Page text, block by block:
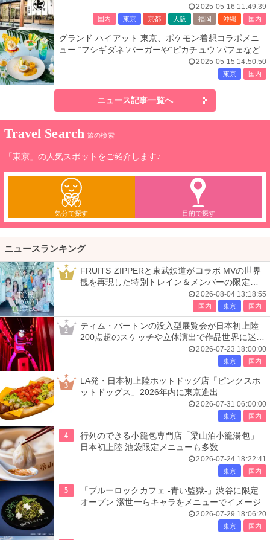
2025-05-16 11:49:39
国内 東京 京都 大阪 福岡 沖縄 国内
グランド ハイアット 東京、ポケモン着想コラボメニ
ュー “フシギダネ”バーガーや“ピカチュウ”パフェなど
2025-05-15 14:50:50
東京 国内
ニュース記事一覧へ
Travel Search 旅の検索
「東京」の人気スポットをご紹介します♪
気分で探す 目的で探す
ニュースランキング
1
FRUITS ZIPPERと東武鉄道がコラボ MVの世界
観を再現した特別トレイン＆メンバーの限定ア
2026-08-04 13:18:55
国内 東京 国内
2
ティム・バートンの没入型展覧会が日本初上陸
200点超のスケッチや立体演出で作品世界に迷い
2026-07-23 18:00:00
東京 国内
3
LA発・日本初上陸ホットドッグ店「ピンクスホ
ットドッグス」2026年内に東京進出
2026-07-31 06:00:00
東京 国内
4
行列のできる小籠包専門店「梁山泊小籠湯包」
日本初上陸 池袋限定メニューも多数
2026-07-24 18:22:41
東京 国内
5
「ブルーロックカフェ -青い監獄-」渋谷に限定
オープン 潔世一らキャラをメニューでイメージ
2026-07-29 18:06:20
東京 国内